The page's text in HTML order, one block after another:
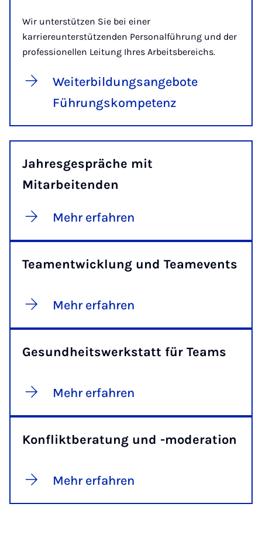
Wir unterstützen Sie bei einer
karriereunterstützenden Personalführung und der
professionellen Leitung Ihres Arbeitsbereichs.
Weiterbildungsangebote
Führungskompetenz
Jahresgespräche mit
Mitarbeitenden
Mehr erfahren
Teamentwicklung und Teamevents
Mehr erfahren
Gesundheitswerkstatt für Teams
Mehr erfahren
Konfliktberatung und -moderation
Mehr erfahren